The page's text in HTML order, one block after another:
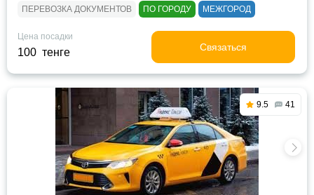
ПЕРЕВОЗКА ДОКУМЕНТОВ ПО ГОРОДУ МЕЖГОРОД
Цена посадки
100 тенге Связаться
9.5 41